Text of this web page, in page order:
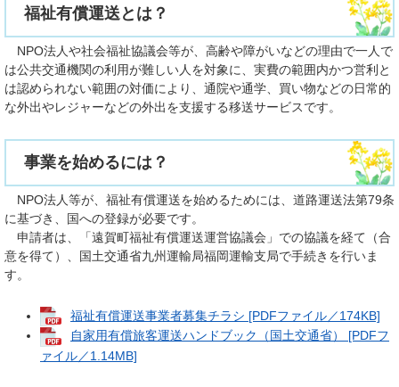
福祉有償運送とは？
NPO法人や社会福祉協議会等が、高齢や障がいなどの理由で一人で
は公共交通機関の利用が難しい人を対象に、実費の範囲内かつ営利と
は認められない範囲の対価により、通院や通学、買い物などの日常的
な外出やレジャーなどの外出を支援する移送サービスです。
事業を始めるには？
NPO法人等が、福祉有償運送を始めるためには、道路運送法第79条
に基づき、国への登録が必要です。
申請者は、「遠賀町福祉有償運送運営協議会」での協議を経て（合
意を得て）、国土交通省九州運輸局福岡運輸支局で手続きを行いま
す。
福祉有償運送事業者募集チラシ [PDFファイル／174KB]
自家用有償旅客運送ハンドブック（国土交通省） [PDFフ
ァイル／1.14MB]